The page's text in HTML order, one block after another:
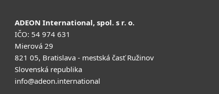
ADEON International, spol. s r. o.
IČO: 54 974 631
Mierová 29
821 05, Bratislava - mestská časť Ružinov
Slovenská republika
info@adeon.international